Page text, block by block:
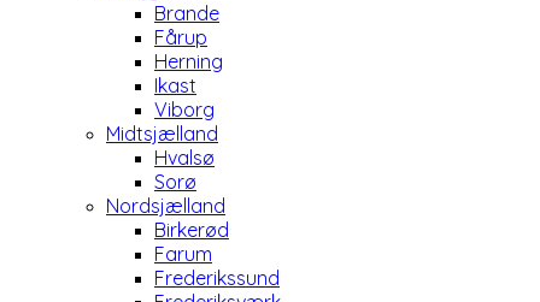
Brande
Fårup
Herning
Ikast
Viborg
Midtsjælland
Hvalsø
Sorø
Nordsjælland
Birkerød
Farum
Frederikssund